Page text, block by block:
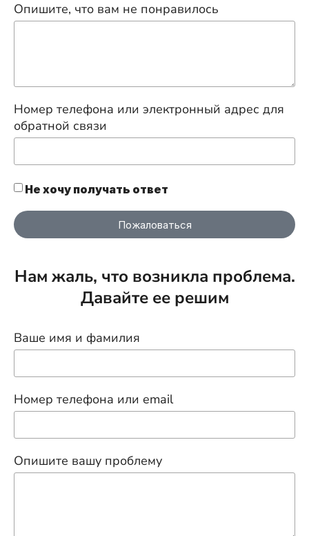
Опишите, что вам не понравилось
Номер телефона или электронный адрес для
обратной связи
Не хочу получать ответ
Пожаловаться
Нам жаль, что возникла проблема.
Давайте ее решим
Ваше имя и фамилия
Номер телефона или email
Опишите вашу проблему